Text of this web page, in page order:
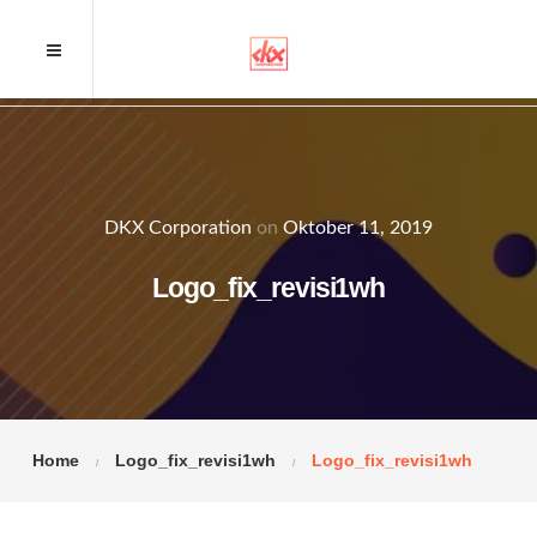
DKX Corporation on Oktober 11, 2019
Logo_fix_revisi1wh
Home Logo_fix_revisi1wh Logo_fix_revisi1wh